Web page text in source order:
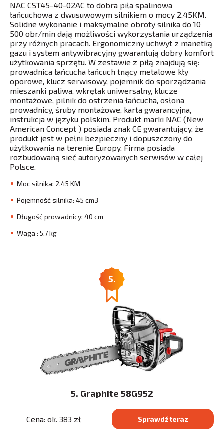
NAC CST45-40-02AC to dobra piła spalinowa
łańcuchowa z dwusuwowym silnikiem o mocy 2,45KM.
Solidne wykonanie i maksymalne obroty silnika do 10
500 obr/min dają możliwości wykorzystania urządzenia
przy różnych pracach. Ergonomiczny uchwyt z manetką
gazu i system antywibracyjny gwarantują dobry komfort
użytkowania sprzętu. W zestawie z piłą znajdują się:
prowadnica łańcucha łańcuch tnący metalowe kły
oporowe, klucz serwisowy, pojemnik do sporządzania
mieszanki paliwa, wkrętak uniwersalny, klucze
montażowe, pilnik do ostrzenia łańcucha, osłona
prowadnicy, śruby montażowe, karta gwarancyjna,
instrukcja w języku polskim. Produkt marki NAC (New
American Concept ) posiada znak CE gwarantujący, że
produkt jest w pełni bezpieczny i dopuszczony do
użytkowania na terenie Europy. Firma posiada
rozbudowaną sieć autoryzowanych serwisów w całej
Polsce.
Moc silnika: 2,45 KM
Pojemność silnika: 45 cm3
Długość prowadnicy: 40 cm
Waga : 5,7 kg
5.
5. Graphite 58G952
Cena: ok. 383 zł Sprawdź teraz